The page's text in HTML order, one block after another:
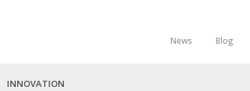
News Blog
INNOVATION